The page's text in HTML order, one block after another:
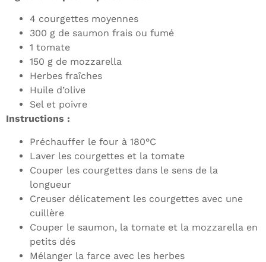
4 courgettes moyennes
300 g de saumon frais ou fumé
1 tomate
150 g de mozzarella
Herbes fraîches
Huile d’olive
Sel et poivre
Instructions :
Préchauffer le four à 180°C
Laver les courgettes et la tomate
Couper les courgettes dans le sens de la
longueur
Creuser délicatement les courgettes avec une
cuillère
Couper le saumon, la tomate et la mozzarella en
petits dés
Mélanger la farce avec les herbes